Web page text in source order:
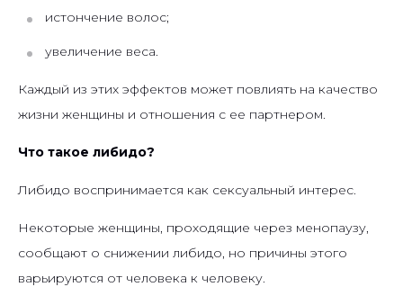
истончение волос;
увеличение веса.
Каждый из этих эффектов может повлиять на качество
жизни женщины и отношения с ее партнером.
Что такое либидо?
Либидо воспринимается как сексуальный интерес.
Некоторые женщины, проходящие через менопаузу,
сообщают о снижении либидо, но причины этого
варьируются от человека к человеку.